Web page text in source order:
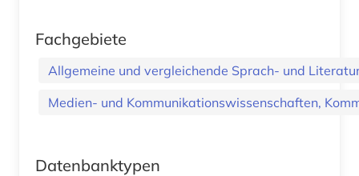
Fachgebiete
Allgemeine und vergleichende Sprach- und
Medien- und Kommunikationswissenschaften,
Datenbanktypen